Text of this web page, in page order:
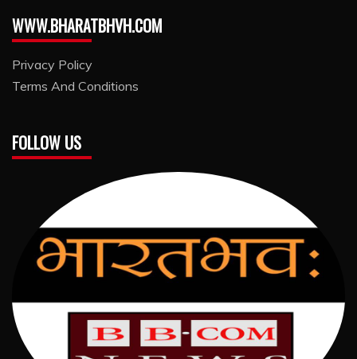
WWW.BHARATBHVH.COM
Privacy Policy
Terms And Conditions
FOLLOW US